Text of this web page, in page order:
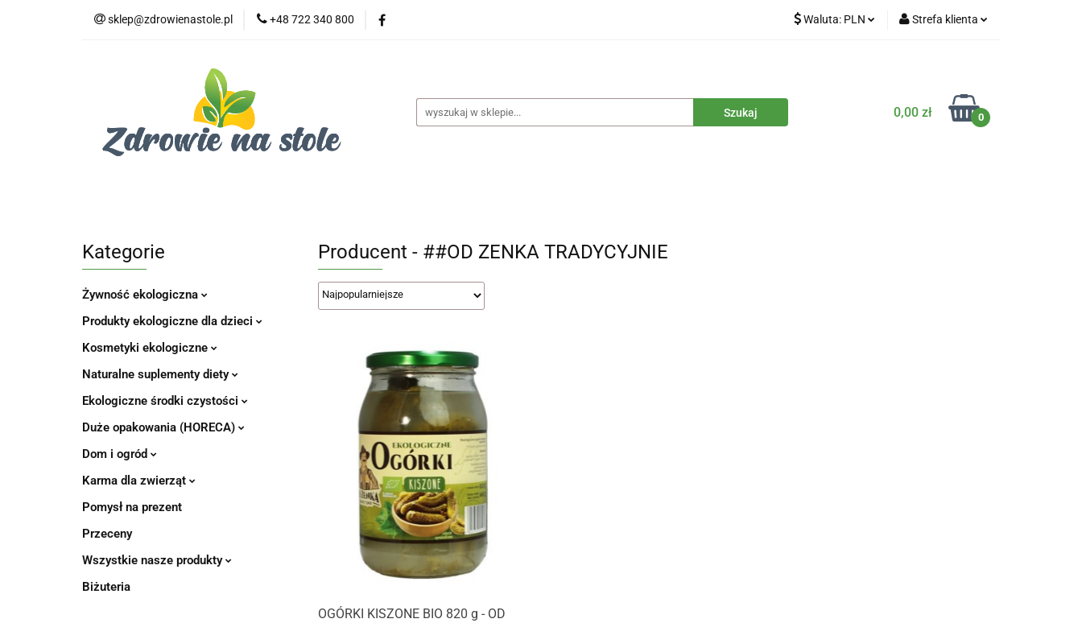
sklep@zdrowienastole.pl +48 722 340 800 Waluta: PLN Strefa klienta
Dodaj zgłoszenie
0,00 zł 0
Żywność ekologiczna
Duże opakowania
Kategorie
Żywność ekologiczna
Produkty ekologiczne dla dzieci
Kosmetyki ekologiczne
Naturalne suplementy diety
Ekologiczne środki czystości
Duże opakowania (HORECA)
Dom i ogród
Karma dla zwierząt
Pomysł na prezent
Przeceny
Wszystkie nasze produkty
Biżuteria
Producent - ##OD ZENKA TRADYCYJNIE
OGÓRKI KISZONE BIO 820 g - OD